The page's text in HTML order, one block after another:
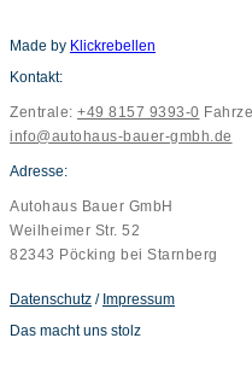
Made by Klickrebellen
Kontakt:
Zentrale: +49 8157 9393-0
info@autohaus-bauer-gmbh.de
Adresse:
Autohaus Bauer GmbH
Weilheimer Str. 52
82343 Pöcking bei Starnberg
Datenschutz / Impressum
Das macht uns stolz